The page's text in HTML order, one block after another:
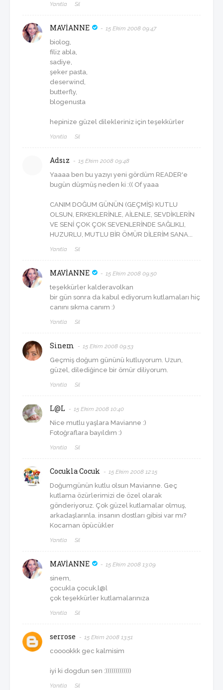
Yanıtla Sil
MAVİANNE 15 Ekim 2008 09:47
biolog,
filiz abla,
sadiye,
şeker pasta,
deserwind,
butterfly,
blogenusta
hepinize güzel dilekleriniz için teşekkürler
Yanıtla Sil
Adsız 15 Ekim 2008 09:48
Yaaaa ben bu yazıyı yeni gördüm READER'e
bugün düşmüş neden ki :(( Of yaaa
CANIM DOĞUM GÜNÜN (GEÇMİŞ) KUTLU
OLSUN, ERKEKLERİNLE, AİLENLE, SEVDİKLERİN
VE SENİ ÇOK ÇOK SEVENLERİNDE SAĞLIKLI,
HUZURLU, MUTLU BİR ÖMÜR DİLERİM SANA...
Yanıtla Sil
MAVİANNE 15 Ekim 2008 09:50
teşekkürler kalderavolkan
bir gün sonra da kabul ediyorum kutlamaları hiç
canını sıkma canım :)
Yanıtla Sil
Sinem 15 Ekim 2008 09:53
Geçmiş doğum gününü kutluyorum. Uzun,
güzel, dilediğince bir ömür diliyorum.
Yanıtla Sil
L@L 15 Ekim 2008 10:40
Nice mutlu yaşlara Mavianne :)
Fotoğraflara bayıldım :)
Yanıtla Sil
Cocukla Cocuk 15 Ekim 2008 12:15
Doğumgünün kutlu olsun Mavianne. Geç
kutlama özürlerimizi de özel olarak
gönderiyoruz. Çok güzel kutlamalar olmuş,
arkadaşlarınla. insanın dostları gibisi var mı?
Kocaman öpücükler
Yanıtla Sil
MAVİANNE 15 Ekim 2008 13:09
sinem,
çocukla çocuk,l@l
çok teşekkürler kutlamalarınıza
Yanıtla Sil
serrose 15 Ekim 2008 13:51
cooookkk gec kalmisim
iyi ki dogdun sen :)))))))))))))
Yanıtla Sil